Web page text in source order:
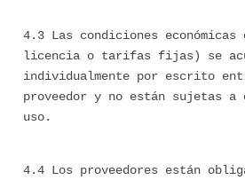
4.3 Las condiciones económicas
licencia o tarifas fijas) se
individualmente por escrito
proveedor y no están sujetas a
uso.
4.4 Los proveedores están